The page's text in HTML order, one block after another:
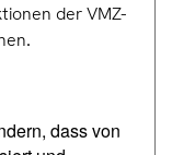
der VMZ-